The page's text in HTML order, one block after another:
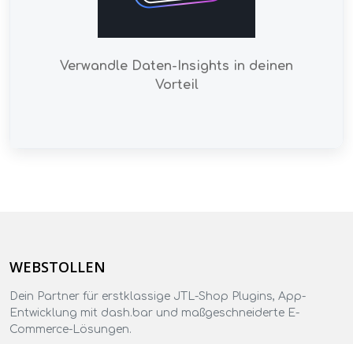
Verwandle Daten-Insights in deinen
Vorteil
WEBSTOLLEN
Dein Partner für erstklassige JTL-Shop Plugins, App-
Entwicklung mit dash.bar und maßgeschneiderte E-
Commerce-Lösungen.